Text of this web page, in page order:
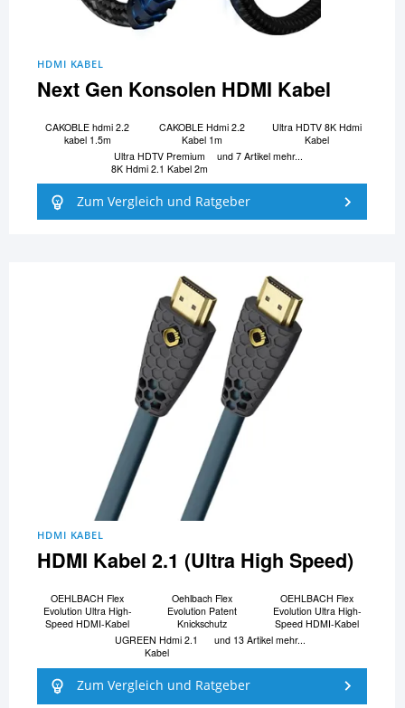
HDMI KABEL
Next Gen Konsolen HDMI Kabel
CAKOBLE hdmi 2.2
kabel 1.5m
CAKOBLE Hdmi 2.2
Kabel 1m
Ultra HDTV 8K Hdmi
Kabel
Ultra HDTV Premium
8K Hdmi 2.1 Kabel 2m
und 7 Artikel mehr...
Zum Vergleich und Ratgeber
HDMI KABEL
HDMI Kabel 2.1 (Ultra High Speed)
OEHLBACH Flex
Evolution Ultra High-
Speed HDMI-Kabel
Oehlbach Flex
Evolution Patent
Knickschutz
OEHLBACH Flex
Evolution Ultra High-
Speed HDMI-Kabel
UGREEN Hdmi 2.1
Kabel
und 13 Artikel mehr...
Zum Vergleich und Ratgeber